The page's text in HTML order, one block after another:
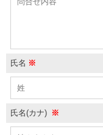
氏名 ※
氏名(カナ) ※